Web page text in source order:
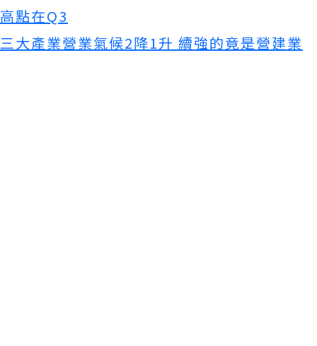
高點在Q3
三大產業營業氣候2降1升 續強的竟是營建業